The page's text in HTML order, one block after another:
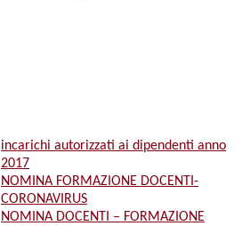
incarichi autorizzati ai dipendenti anno
2017
NOMINA FORMAZIONE DOCENTI-
CORONAVIRUS
NOMINA DOCENTI – FORMAZIONE